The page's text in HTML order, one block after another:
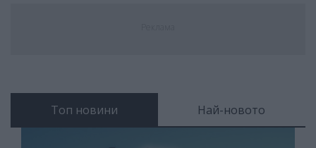
Топ новини Най-новото